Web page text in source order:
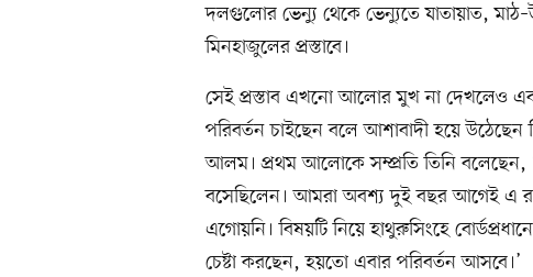
দলগুলোর ভেন্যু থেকে ভেন্যুতে যাতায়াত,
মিনহাজুলের প্রস্তাবে।
সেই প্রস্তাব এখনো আলোর মুখ না দেখলেও
পরিবর্তন চাইছেন বলে আশাবাদী হয়ে উঠেছেন
আলম। প্রথম আলোকে সম্প্রতি তিনি বলেছেন,
বসেছিলেন। আমরা অবশ্য দুই বছর আগেই এ
এগোয়নি। বিষয়টি নিয়ে হাথুরুসিংহে
চেষ্টা করছেন, হয়তো এবার পরিবর্তন আসবে।’